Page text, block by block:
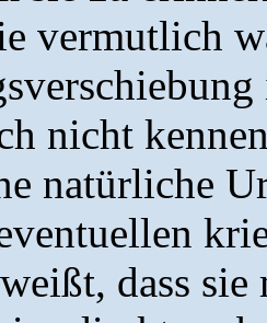
vermutlich
nicht
natürliche
dass